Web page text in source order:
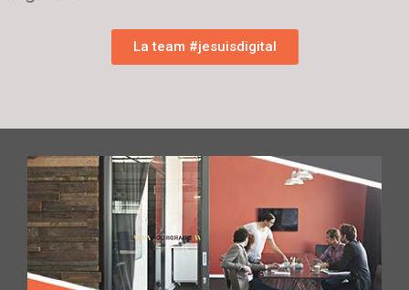
La team #jesuisdigital